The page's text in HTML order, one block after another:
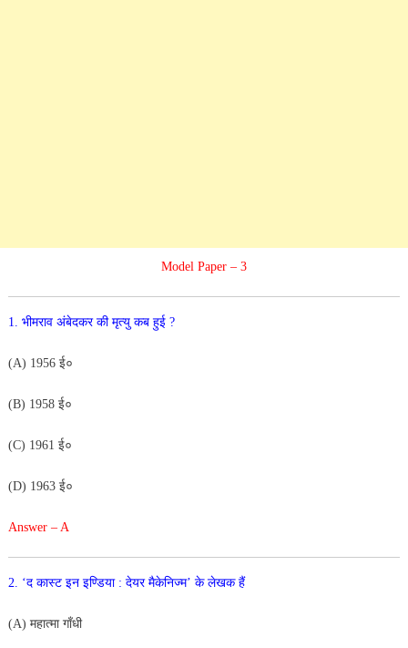
Model Paper – 3
1. भीमराव अंबेदकर की मृत्यु कब हुई ?
(A) 1956 ई०
(B) 1958 ई०
(C) 1961 ई०
(D) 1963 ई०
Answer – A
2. ‘द कास्ट इन इण्डिया : देयर मैकेनिज्म’ के लेखक हैं
(A) महात्मा गाँधी